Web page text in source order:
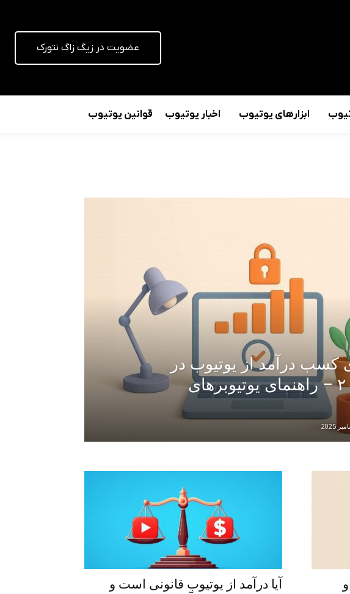
عضویت در زیگ زاگ نتورک
ابزارهای یوتیوب اخبار یوتیوب قوانین یوتیوب
کسب درآمد از یوتیوب در
سال ۲۰۲۶ – راهنمای یوتیوبرهای
آیا درآمد از یوتیوب قانونی است و